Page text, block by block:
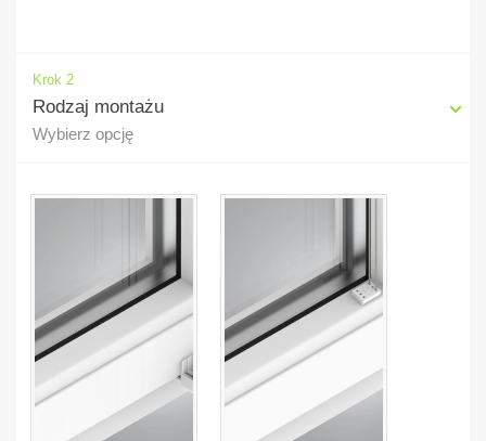
Krok 2
Rodzaj montażu
Wybierz opcję